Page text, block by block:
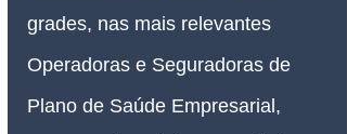
grades, nas mais relevantes
Operadoras e Seguradoras de
Plano de Saúde Empresarial,